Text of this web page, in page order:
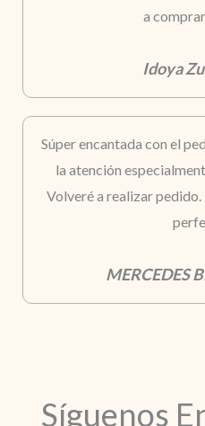
a
Idoya
Súper encantada con el
la atención
Volveré a realizar
MERCEDES
Síguenos